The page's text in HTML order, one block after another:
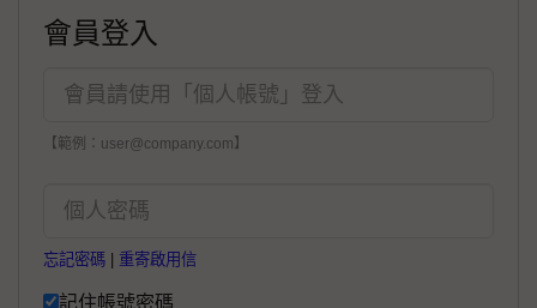
會員登入
【範例：user@company.com】
忘記密碼 重寄啟用信
記住帳號密碼